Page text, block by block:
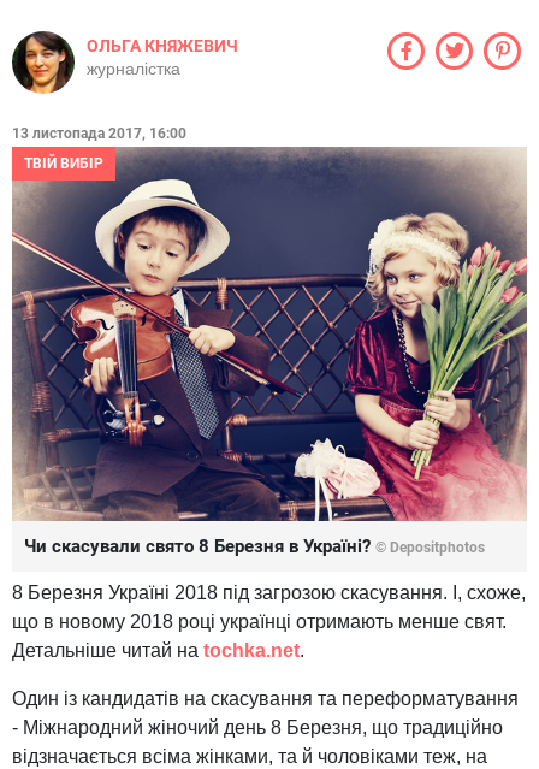
ОЛЬГА КНЯЖЕВИЧ
журналістка
13 листопада 2017, 16:00
ТВІЙ ВИБІР
Чи скасували свято 8 Березня в Україні? © Depositphotos
8 Березня Україні 2018 під загрозою скасування. І, схоже,
що в новому 2018 році українці отримають менше свят.
Детальніше читай на tochka.net.
Один із кандидатів на скасування та переформатування
- Міжнародний жіночий день 8 Березня, що традиційно
відзначається всіма жінками, та й чоловіками теж, на